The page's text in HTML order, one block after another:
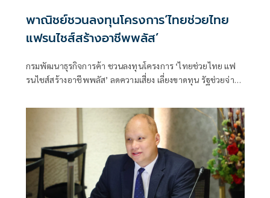
พาณิชย์ชวนลงทุนโครงการ‘ไทยช่วยไทย
แฟรนไชส์สร้างอาชีพพลัส’
กรมพัฒนาธุรกิจการค้า ชวนลงทุนโครงการ ‘ไทยช่วยไทย แฟ
รนไชส์สร้างอาชีพพลัส’ ลดความเสี่ยง เลี่ยงขาดทุน รัฐช่วยจ่าย